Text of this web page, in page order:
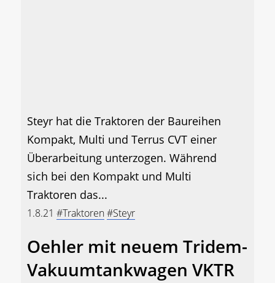
Steyr hat die Traktoren der Baureihen
Kompakt, Multi und Terrus CVT einer
Überarbeitung unterzogen. Während
sich bei den Kompakt und Multi
Traktoren das...
1.8.21 #Traktoren#Steyr
Oehler mit neuem Tridem-
Vakuumtankwagen VKTR